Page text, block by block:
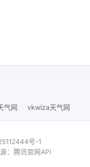
气网 vkwiza天气网
号-1
：腾讯官网API